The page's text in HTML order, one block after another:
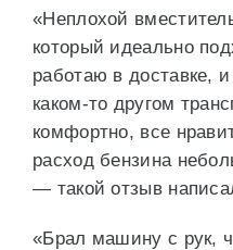
«Неплохой
который идеально
работаю в доставке,
каком-то другом
комфортно, все
расход бензина
— такой отзыв
«Брал машину с рук,